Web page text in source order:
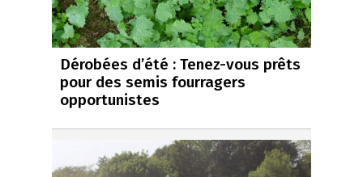
Dérobées d’été : Tenez-vous prêts
pour des semis fourragers
opportunistes